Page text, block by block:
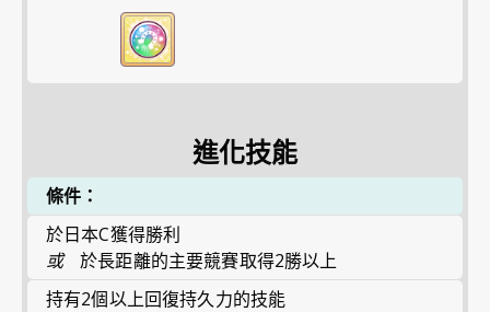
進化技能
條件：
於日本C獲得勝利
或
於長距離的主要競賽取得2勝以上
持有2個以上回復持久力的技能